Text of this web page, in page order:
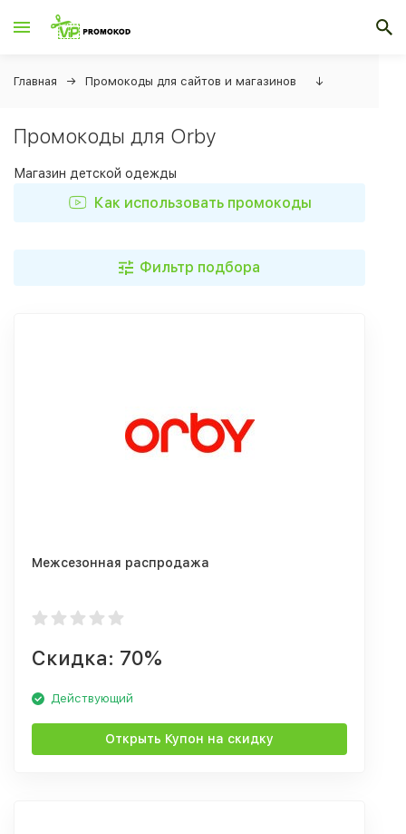
Главная Промокоды для сайтов и магазинов ↓
Промокоды для Orby
Магазин детской одежды
Как использовать промокоды
Фильтр подбора
Межсезонная распродажа
Скидка: 70%
Действующий
Открыть Купон на скидку